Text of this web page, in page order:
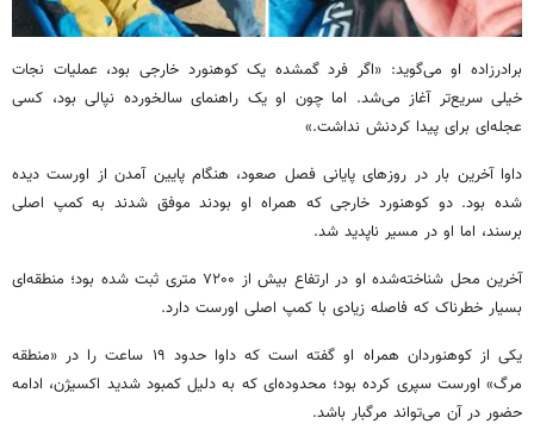
برادرزاده او می‌گوید: «اگر فرد گمشده یک کوهنورد خارجی بود، عملیات نجات
خیلی سریع‌تر آغاز می‌شد. اما چون او یک راهنمای سالخورده نپالی بود، کسی
عجله‌ای برای پیدا کردنش نداشت.»
داوا آخرین بار در روزهای پایانی فصل صعود، هنگام پایین آمدن از اورست دیده
شده بود. دو کوهنورد خارجی که همراه او بودند موفق شدند به کمپ اصلی
برسند، اما او در مسیر ناپدید شد.
آخرین محل شناخته‌شده او در ارتفاع بیش از ۷۲۰۰ متری ثبت شده بود؛ منطقه‌ای
بسیار خطرناک که فاصله زیادی با کمپ اصلی اورست دارد.
یکی از کوهنوردان همراه او گفته است که داوا حدود ۱۹ ساعت را در «منطقه
مرگ» اورست سپری کرده بود؛ محدوده‌ای که به دلیل کمبود شدید اکسیژن، ادامه
حضور در آن می‌تواند مرگبار باشد.